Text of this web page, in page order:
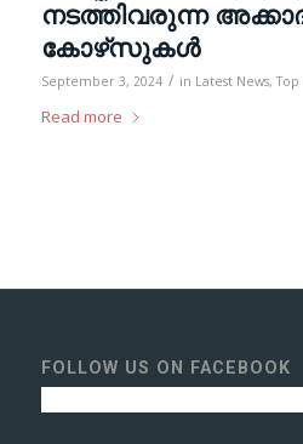
നടത്തിവരുന്ന
കോഴ്‌സുകള്‍
September 3, 2024 / in Latest News,Top
Read more
FOLLOW US ON FACEBOOK